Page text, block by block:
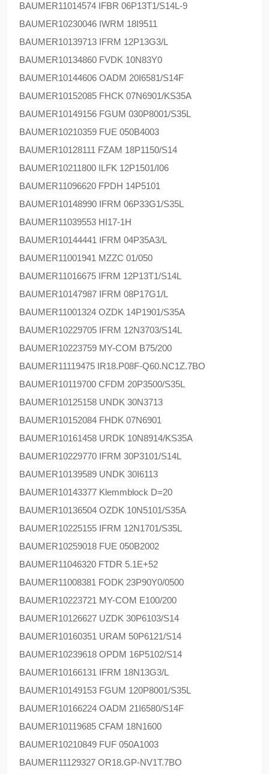
BAUMER11014574 IFBR 06P13T1/S14L-9
BAUMER10230046 IWRM 18I9511
BAUMER10139713 IFRM 12P13G3/L
BAUMER10134860 FVDK 10N83Y0
BAUMER10144606 OADM 20I6581/S14F
BAUMER10152085 FHCK 07N6901/KS35A
BAUMER10149156 FGUM 030P8001/S35L
BAUMER10210359 FUE 050B4003
BAUMER10128111 FZAM 18P1150/S14
BAUMER10211800 ILFK 12P1501/I06
BAUMER11096620 FPDH 14P5101
BAUMER10148990 IFRM 06P33G1/S35L
BAUMER11039553 HI17-1H
BAUMER10144441 IFRM 04P35A3/L
BAUMER11001941 MZZC 01/050
BAUMER11016675 IFRM 12P13T1/S14L
BAUMER10147987 IFRM 08P17G1/L
BAUMER11001324 OZDK 14P1901/S35A
BAUMER10229705 IFRM 12N3703/S14L
BAUMER10223759 MY-COM B75/200
BAUMER11119475 IR18.P08F-Q60.NC1Z.7BO
BAUMER10119700 CFDM 20P3500/S35L
BAUMER10125158 UNDK 30N3713
BAUMER10152084 FHDK 07N6901
BAUMER10161458 URDK 10N8914/KS35A
BAUMER10229770 IFRM 30P3101/S14L
BAUMER10139589 UNDK 30I6113
BAUMER10143377 Klemmblock D=20
BAUMER10136504 OZDK 10N5101/S35A
BAUMER10225155 IFRM 12N1701/S35L
BAUMER10259018 FUE 050B2002
BAUMER11046320 FTDR 5.1E+52
BAUMER11008381 FODK 23P90Y0/0500
BAUMER10223721 MY-COM E100/200
BAUMER10126627 UZDK 30P6103/S14
BAUMER10160351 URAM 50P6121/S14
BAUMER10239618 OPDM 16P5102/S14
BAUMER10166131 IFRM 18N13G3/L
BAUMER10149153 FGUM 120P8001/S35L
BAUMER10166224 OADM 21I6580/S14F
BAUMER10119685 CFAM 18N1600
BAUMER10210849 FUF 050A1003
BAUMER11129327 OR18.GP-NV1T.7BO